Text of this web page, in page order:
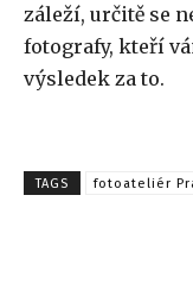
záleží, určitě se
fotografy, kteří
výsledek za to.
TAGS fotoateliér